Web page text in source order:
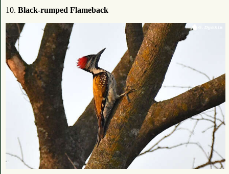
10. Black-rumped Flameback